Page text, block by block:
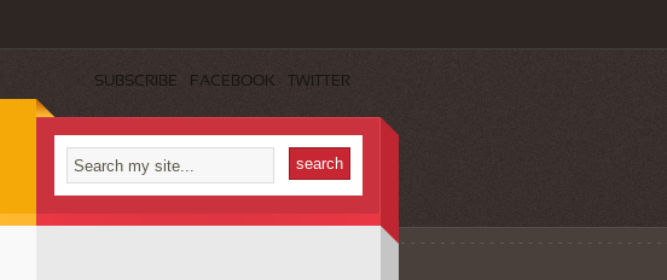
SUBSCRIBE FACEBOOK TWITTER